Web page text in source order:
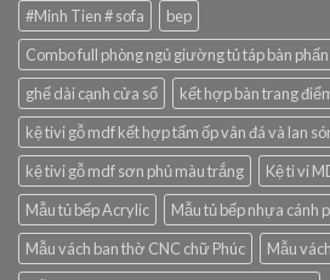
#Minh Tien # sofa
bep
Combo full phòng ngủ giường tủ táp bàn phấn
ghế dài cạnh cửa sổ
kết hợp bàn trang
kệ tivi gỗ mdf kết hợp tấm ốp vân đá và lan
kệ tivi gỗ mdf sơn phủ màu trắng
Kệ ti vi
Mẫu tủ bếp Acrylic
Mẫu tủ bếp nhựa cánh
Mẫu vách ban thờ CNC chữ Phúc
Mẫu